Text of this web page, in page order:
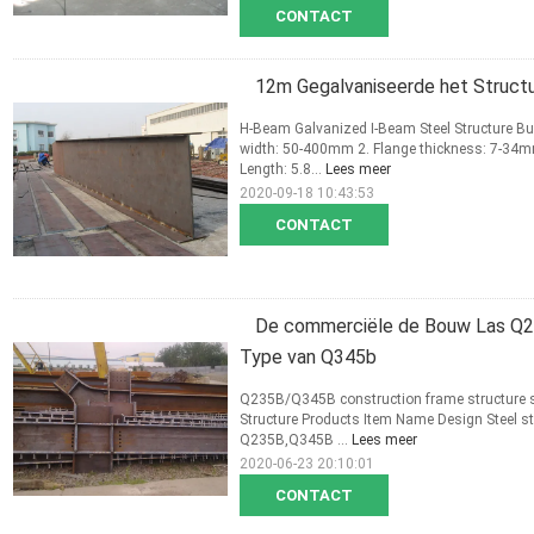
CONTACT
12m Gegalvaniseerde het
CONTACT
H-Beam Galvanized I-Beam Steel Structure
width: 50-400mm 2. Flange thickness: 7-
Length: 5.8... Lees meer
2020-09-18 10:43:53
De commerciële de Bouw Las
Type van Q345b
CONTACT
Q235B/Q345B construction frame structure
Structure Products Item Name Design Steel
Q235B,Q345B ... Lees meer
2020-06-23 20:10:01